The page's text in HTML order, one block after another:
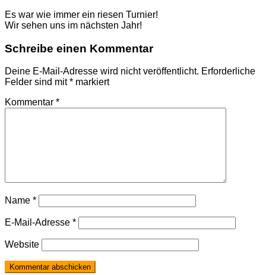
Es war wie immer ein riesen Turnier!
Wir sehen uns im nächsten Jahr!
Schreibe einen Kommentar
Deine E-Mail-Adresse wird nicht veröffentlicht. Erforderliche
Felder sind mit* markiert
Kommentar *
Name *
E-Mail-Adresse *
Website